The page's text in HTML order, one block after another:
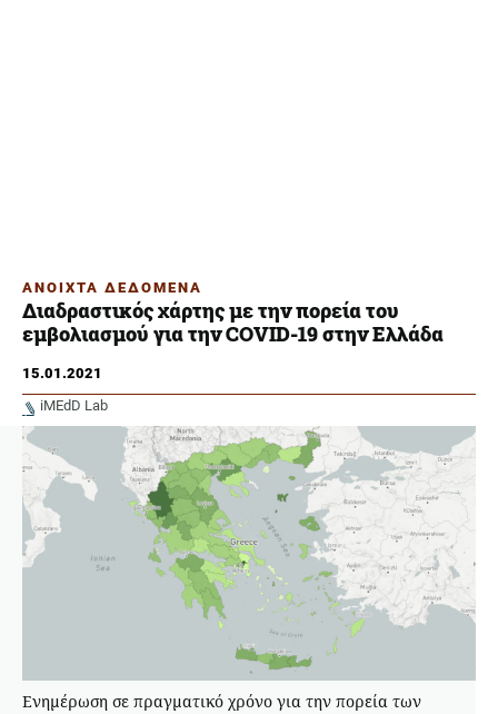
ΑΝΟΙΧΤΑ ΔΕΔΟΜΕΝΑ
Διαδραστικός χάρτης με την πορεία του
εμβολιασμού για την COVID-19 στην Ελλάδα
15.01.2021
iMEdD Lab
Ενημέρωση σε πραγματικό χρόνο για την πορεία των